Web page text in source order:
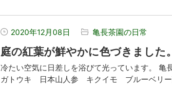
2020年12月08日 亀長茶園の日常
庭の紅葉が鮮やかに色づきました。
冷たい空気に日差しを浴びて光っています。
ガトウキ 日本山人参 キクイモ ブルーベリ